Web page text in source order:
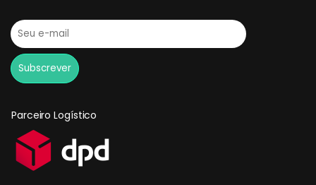
Parceiro Logístico